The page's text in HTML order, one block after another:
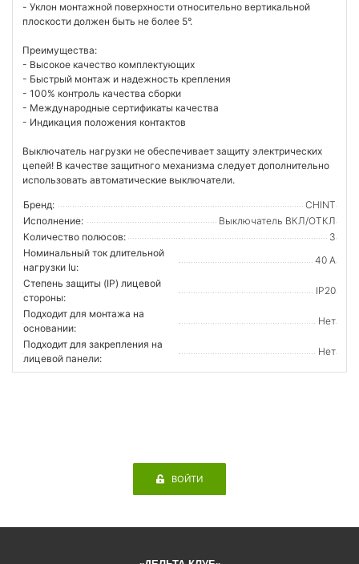
- Уклон монтажной поверхности относительно вертикальной
плоскости должен быть не более 5°.
Преимущества:
- Высокое качество комплектующих
- Быстрый монтаж и надежность крепления
- 100% контроль качества сборки
- Международные сертификаты качества
- Индикация положения контактов
Выключатель нагрузки не обеспечивает защиту электрических
цепей! В качестве защитного механизма следует дополнительно
использовать автоматические выключатели.
Бренд:
CHINT
Исполнение:
Выключатель ВКЛ/ОТКЛ
Количество полюсов:
3
Номинальный ток длительной
нагрузки Iu:
40 А
Степень защиты (IP) лицевой
стороны:
IP20
Подходит для монтажа на
основании:
Нет
Подходит для закрепления на
лицевой панели:
Нет
ВОЙТИ